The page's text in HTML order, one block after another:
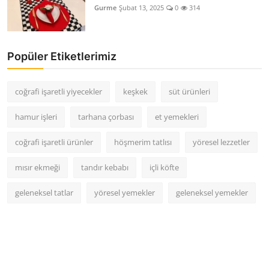
Gurme Şubat 13, 2025 0 314
Popüler Etiketlerimiz
coğrafi işaretli yiyecekler keşkek süt ürünleri
hamur işleri tarhana çorbası et yemekleri
coğrafi işaretli ürünler höşmerim tatlısı yöresel lezzetler
mısır ekmeği tandır kebabı içli köfte
geleneksel tatlar yöresel yemekler geleneksel yemekler